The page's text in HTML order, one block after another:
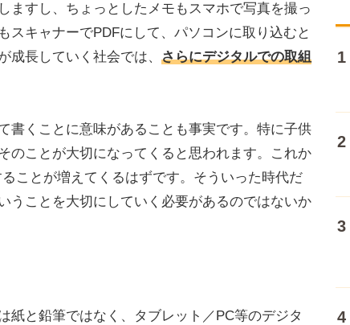
ますし、ちょっとしたメモもスマホで写真を撮っ
スキャナーでPDFにして、パソコンに取り込むと
成長していく社会では、 さらにデジタルでの取組
くことに意味があることも事実です。特に子供
のことが大切になってくると思われます。これか
ことが増えてくるはずです。そういった時代だ
うことを大切にしていく必要があるのではないか
と鉛筆ではなく、タブレット／PC等のデジタ